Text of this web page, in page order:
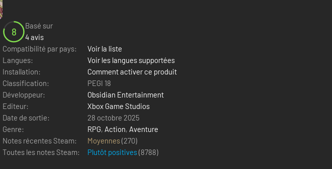
8
Basé sur
4 avis
Compatibilité par pays:
Voir la liste
Langues:
Voir les langues supportées
Installation:
Comment activer ce produit
Classification:
PEGI 18
Développeur:
Obsidian Entertainment
Editeur:
Xbox Game Studios
Date de sortie:
28 octobre 2025
Genre:
RPG, Action, Aventure
Notes récentes Steam:
Moyennes(270)
Toutes les notes Steam:
Plutôt positives(8788)